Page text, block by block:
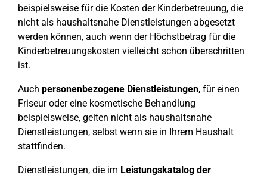
beispielsweise für die Kosten der Kinderbetreuung, die
nicht als haushaltsnahe Dienstleistungen abgesetzt
werden können, auch wenn der Höchstbetrag für die
Kinderbetreuungskosten vielleicht schon überschritten
ist.
Auch personenbezogene Dienstleistungen, für einen
Friseur oder eine kosmetische Behandlung
beispielsweise, gelten nicht als haushaltsnahe
Dienstleistungen, selbst wenn sie in Ihrem Haushalt
stattfinden.
Dienstleistungen, die im Leistungskatalog der